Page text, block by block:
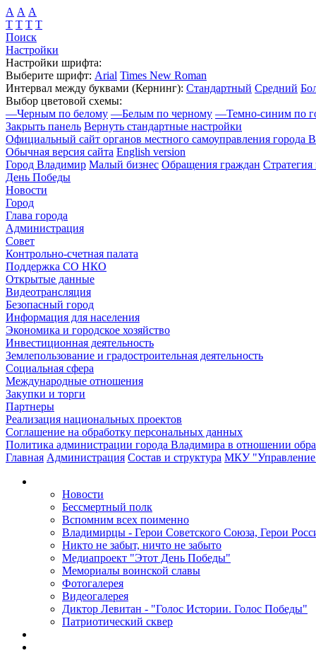
А А А
Т Т Т Т
Поиск
Настройки
Настройки шрифта:
Выберите шрифт: Arial Times New Roman
Интервал между буквами (Кернинг): Стандартный Средний
Выбор цветовой схемы:
—Черным по белому —Белым по черному —Темно-синим по
Закрыть панель Вернуть стандартные настройки
Официальный сайт органов местного самоуправления города
Обычная версия сайта English version
Город Владимир Малый бизнес Обращения граждан Стратегия
День Победы
Новости
Город
Глава города
Администрация
Совет
Контрольно-счетная палата
Поддержка СО НКО
Открытые данные
Видеотрансляция
Безопасный город
Информация для населения
Экономика и городское хозяйство
Инвестиционная деятельность
Землепользование и градостроительная деятельность
Социальная сфера
Международные отношения
Закупки и торги
Партнеры
Реализация национальных проектов
Соглашение на обработку персональных данных
Политика администрации города Владимира в отношении
Главная Администрация Состав и структура МКУ "Управление
Новости
Бессмертный полк
Вспомним всех поименно
Владимирцы - Герои Советского Союза, Герои
Никто не забыт, ничто не забыто
Медиапроект "Этот День Победы"
Мемориалы воинской славы
Фотогалерея
Видеогалерея
Диктор Левитан - "Голос Истории. Голос Победы"
Патриотический сквер